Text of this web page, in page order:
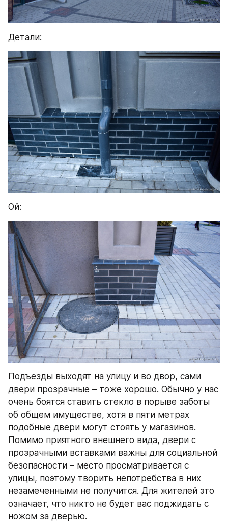
Детали:
Ой:
Подъезды выходят на улицу и во двор, сами
двери прозрачные – тоже хорошо. Обычно у нас
очень боятся ставить стекло в порыве заботы
об общем имуществе, хотя в пяти метрах
подобные двери могут стоять у магазинов.
Помимо приятного внешнего вида, двери с
прозрачными вставками важны для социальной
безопасности – место просматривается с
улицы, поэтому творить непотребства в них
незамеченными не получится. Для жителей это
означает, что никто не будет вас поджидать с
ножом за дверью.